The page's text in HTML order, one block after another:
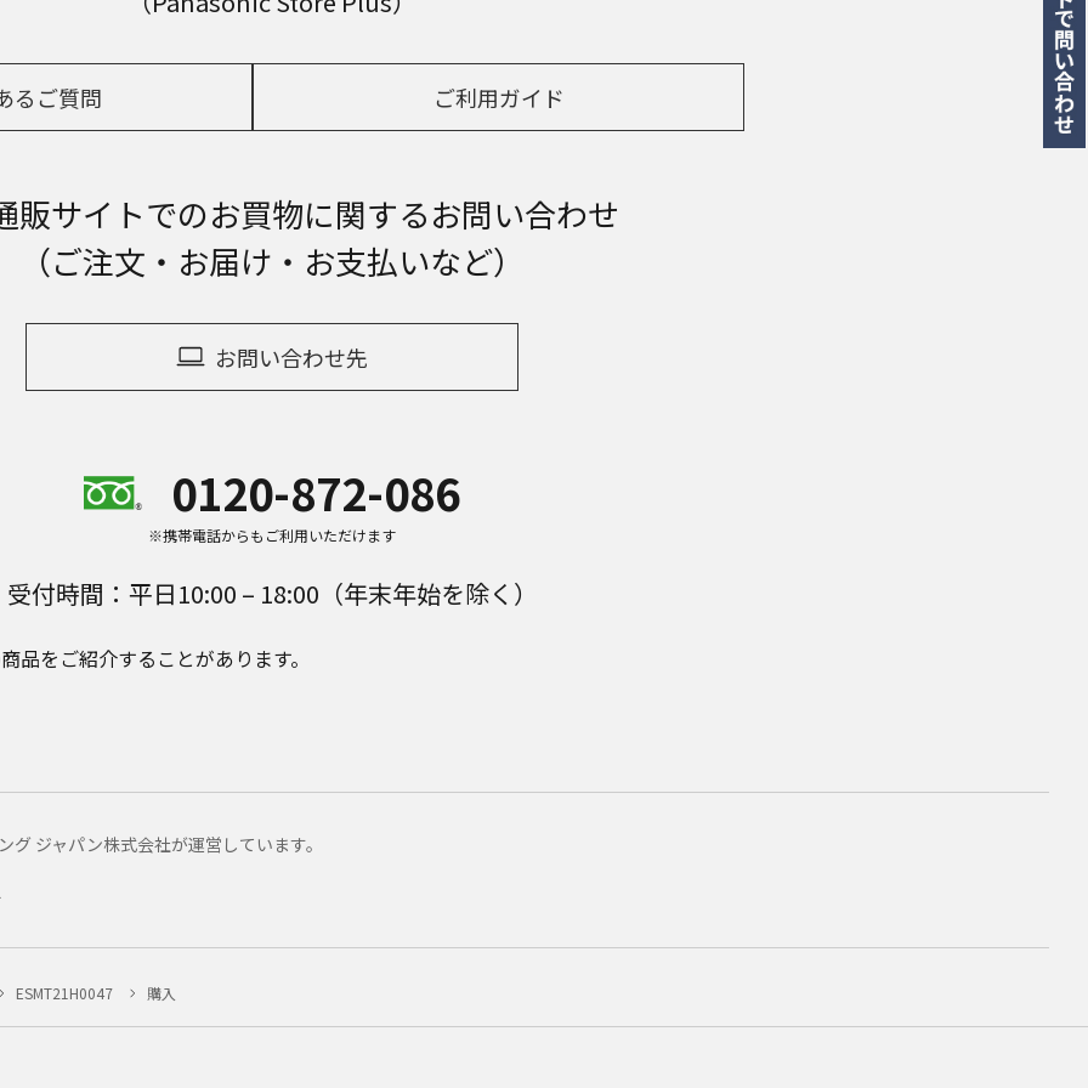
るご質問 ご利用ガイド
販サイトでのお買物に関するお問い合わせ
（ご注文・お届け・お支払いなど）
お問い合わせ先
0120-872-086
※携帯電話からもご利用いただけます
受付時間：平日10:00 – 18:00（年末年始を除く）
品をご紹介することがあります。
ジャパン株式会社が運営しています。
ESMT21H0047 購入